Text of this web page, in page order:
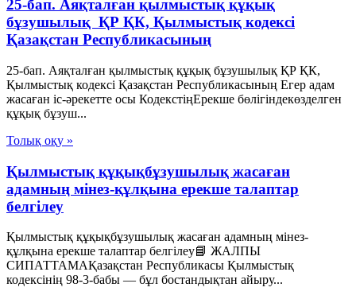
25-бап. Аяқталған қылмыстық құқық
бұзушылық ҚР ҚК, Қылмыстық кодексi
Қазақстан Республикасының
25-бап. Аяқталған қылмыстық құқық бұзушылық ҚР ҚК,
Қылмыстық кодексi Қазақстан Республикасының Егер адам
жасаған іс-әрекетте осы КодекстіңЕрекше бөлігіндекөзделген
құқық бұзуш...
Толық оқу »
Қылмыстық құқықбұзушылық жасаған
адамның мінез-құлқына ерекше талаптар
белгілеу
Қылмыстық құқықбұзушылық жасаған адамның мінез-
құлқына ерекше талаптар белгілеу📘 ЖАЛПЫ
СИПАТТАМАҚазақстан Республикасы Қылмыстық
кодексінің 98-3-бабы — бұл бостандықтан айыру...